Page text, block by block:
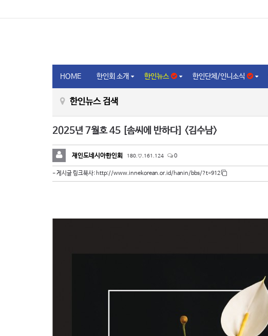
HOME 한인회 소개 한인뉴스 한인단체/인니소식
한인뉴스 검색
2025년 7월호 45 [솜씨에 반하다] <김수남>
재인도네시아한인회 180.♡.161.124 0
- 게시글 링크복사: http://www.innekorean.or.id/hanin/bbs/?t=912